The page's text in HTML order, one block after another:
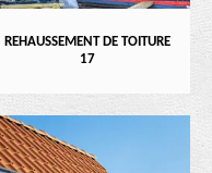
REHAUSSEMENT DE TOITURE
17